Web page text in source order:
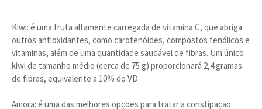
Kiwi: é uma fruta altamente carregada de vitamina C, que abriga
outros antioxidantes, como carotenóides, compostos fenólicos e
vitaminas, além de uma quantidade saudável de fibras. Um único
kiwi de tamanho médio (cerca de 75 g) proporcionará 2,4 gramas
de fibras, equivalente a 10% do VD.
Amora: é uma das melhores opções para tratar a constipação.